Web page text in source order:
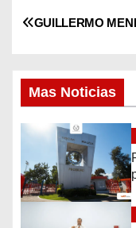
N
v
e
a
GUILLERMO
Mas Noticias